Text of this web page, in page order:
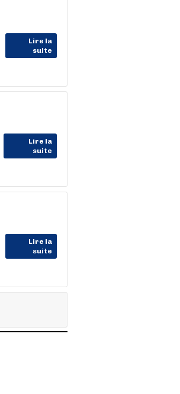
Lire la
suite
Lire la
suite
Lire la
suite